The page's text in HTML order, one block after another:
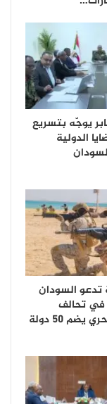
يوجّه بتسريع
الدولية
تدعو السودان
في تحالف
50 دولة